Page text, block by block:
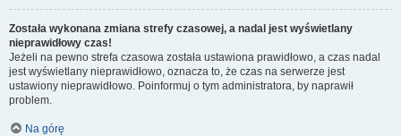
Została wykonana zmiana strefy czasowej, a nadal jest wyświetlany
nieprawidłowy czas!
Jeżeli na pewno strefa czasowa została ustawiona prawidłowo, a czas nadal
jest wyświetlany nieprawidłowo, oznacza to, że czas na serwerze jest
ustawiony nieprawidłowo. Poinformuj o tym administratora, by naprawił
problem.
Na górę